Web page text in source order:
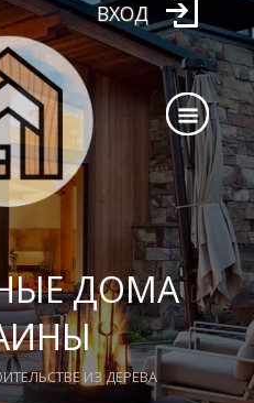
ДОМА
ИЗ ДЕРЕВА
ВХОД